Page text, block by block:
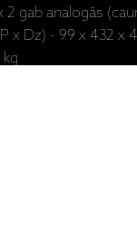
2 gab analogās
x Dz) - 99 x 432 x
kg